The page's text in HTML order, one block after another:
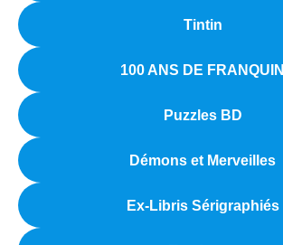
Tintin
100 ANS DE FRANQUIN
Puzzles BD
Démons et Merveilles
Ex-Libris Sérigraphiés